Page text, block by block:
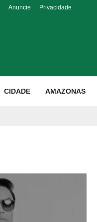
Anuncie Privacidade
CIDADE AMAZONAS